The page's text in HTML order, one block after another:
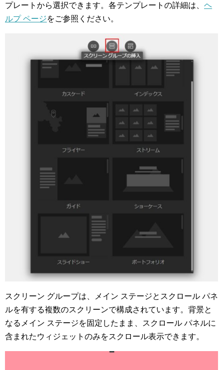
プレートから選択できます。各テンプレートの詳細は、 ヘ
ルプ ページをご参照ください。
スクリーン グループは、メイン ステージとスクロール パネ
ルを有する複数のスクリーンで構成されています。背景と
なるメイン ステージを固定したまま、スクロール パネルに
含まれたウィジェットのみをスクロール表示できます。